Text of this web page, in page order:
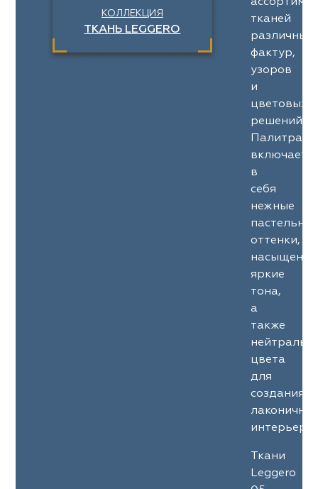
КОЛЛЕКЦИЯ
ТКАНЬ LEGGERO
тканей
различных
фактур,
узоров
и
цветовых
решений.
Палитра
включает
в
себя
нежные
оттенки,
яркие
тона,
а
также
цвета
для
создания
Ткани
Leggero